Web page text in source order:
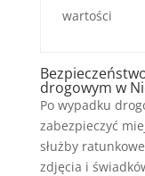
wartości
drogowym w
Po wypadku
zabezpieczyć
służby
zdjęcia i